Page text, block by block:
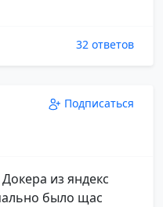
32 ответов
Подписаться
из яндекс
было щас